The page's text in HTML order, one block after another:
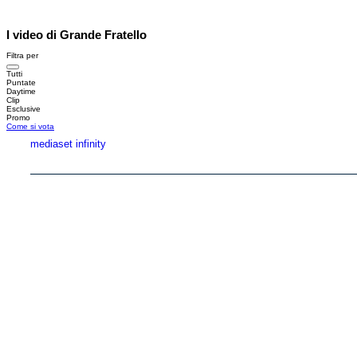
I video di Grande Fratello
Filtra per
Tutti
Puntate
Daytime
Clip
Esclusive
Promo
Come si vota
mediaset infinity